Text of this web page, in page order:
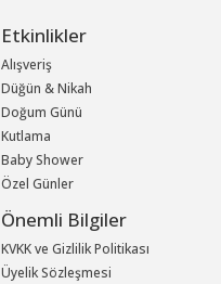
Etkinlikler
Alışveriş
Düğün & Nikah
Doğum Günü
Kutlama
Baby Shower
Özel Günler
Önemli Bilgiler
KVKK ve Gizlilik Politikası
Üyelik Sözleşmesi